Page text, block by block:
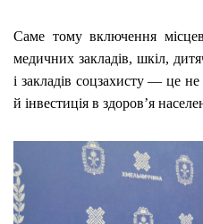
Саме тому включення
медичних закладів, шкіл,
і закладів соцзахисту — це
й інвестиція в здоров’я